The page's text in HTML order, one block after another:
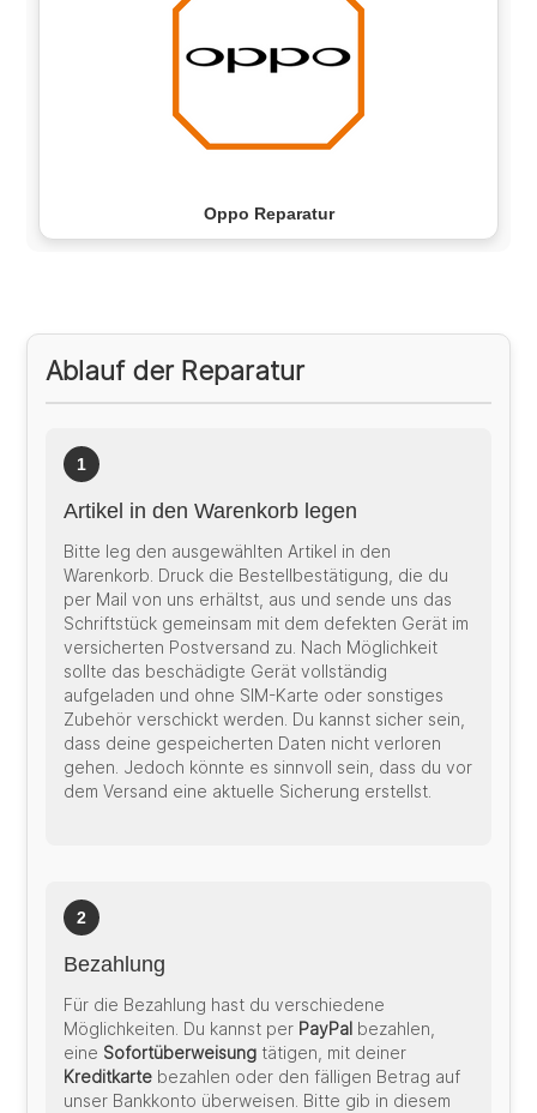
Oppo Reparatur
Ablauf der Reparatur
1
Artikel in den Warenkorb legen
Bitte leg den ausgewählten Artikel in den
Warenkorb. Druck die Bestellbestätigung, die du
per Mail von uns erhältst, aus und sende uns das
Schriftstück gemeinsam mit dem defekten Gerät im
versicherten Postversand zu. Nach Möglichkeit
sollte das beschädigte Gerät vollständig
aufgeladen und ohne SIM-Karte oder sonstiges
Zubehör verschickt werden. Du kannst sicher sein,
dass deine gespeicherten Daten nicht verloren
gehen. Jedoch könnte es sinnvoll sein, dass du vor
dem Versand eine aktuelle Sicherung erstellst.
2
Bezahlung
Für die Bezahlung hast du verschiedene
Möglichkeiten. Du kannst per PayPal bezahlen,
eine Sofortüberweisung tätigen, mit deiner
Kreditkarte bezahlen oder den fälligen Betrag auf
unser Bankkonto überweisen. Bitte gib in diesem